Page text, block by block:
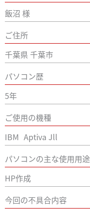
飯沼 様
ご住所
千葉県 千葉市
パソコン歴
5年
ご使用の機種
IBM Aptiva Jll
パソコンの主な使用用途
HP作成
今回の不具合内容